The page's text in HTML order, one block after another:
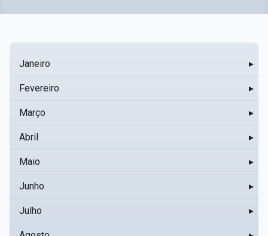
Janeiro ▸
Fevereiro ▸
Março ▸
Abril ▸
Maio ▸
Junho ▸
Julho ▸